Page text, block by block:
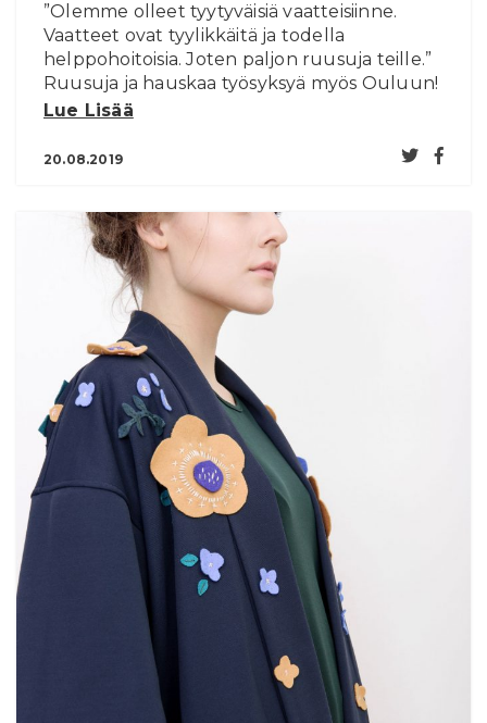
”Olemme olleet tyytyväisiä vaatteisiinne.
Vaatteet ovat tyylikkäitä ja todella
helppohoitoisia. Joten paljon ruusuja teille.”
Ruusuja ja hauskaa työsyksyä myös Ouluun!
Lue Lisää
20.08.2019